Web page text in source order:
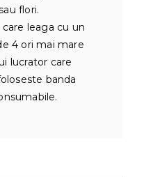
flori.
leaga cu un
4 ori mai mare
lucrator care
banda